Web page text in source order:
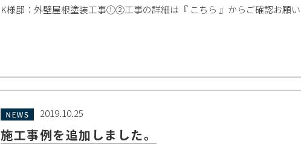
K様邸：外壁屋根塗装工事①②工事の詳細は『 こちら 』からご確認お願
2019.10.25
施工事例を追加しました。